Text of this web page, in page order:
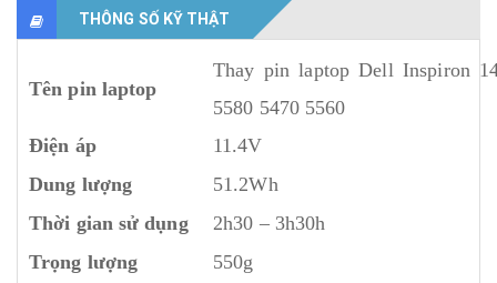
THÔNG SỐ KỸ THẬT
Tên pin laptop
Thay pin laptop Dell Inspiron
5580 5470 5560
Điện áp
11.4V
Dung lượng
51.2Wh
Thời gian sử dụng
2h30 – 3h30h
Trọng lượng
550g